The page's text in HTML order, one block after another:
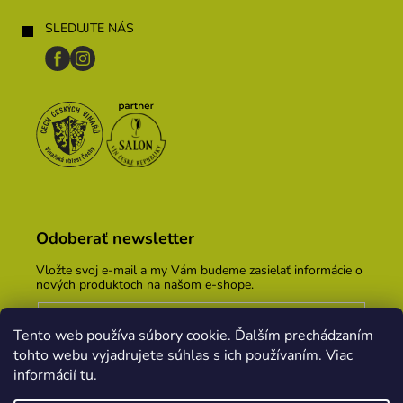
Tento web používa súbory cookie. Ďalším prechádzaním
tohto webu vyjadrujete súhlas s ich používaním. Viac
informáciítu.
SLEDUJTE NÁS
Odoberať newsletter
Vložte svoj e-mail a my Vám budeme zasielať informácie o
nových produktoch na našom e-shope.
Vložením e-mailu súhlasíte s podmienkami ochrany
osobných údajov